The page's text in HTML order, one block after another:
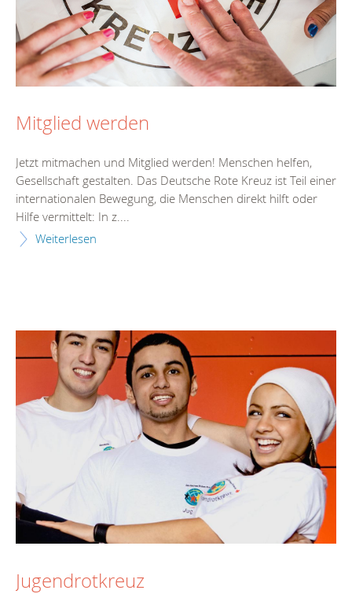
Mitglied werden
Jetzt mitmachen und Mitglied werden! Menschen helfen,
Gesellschaft gestalten. Das Deutsche Rote Kreuz ist Teil einer
internationalen Bewegung, die Menschen direkt hilft oder
Hilfe vermittelt: In z....
Weiterlesen
Jugendrotkreuz